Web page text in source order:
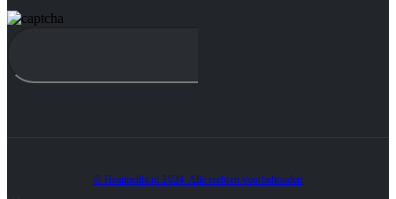
© Heatmedia.nl 2024. Alle rechten voorbehouden